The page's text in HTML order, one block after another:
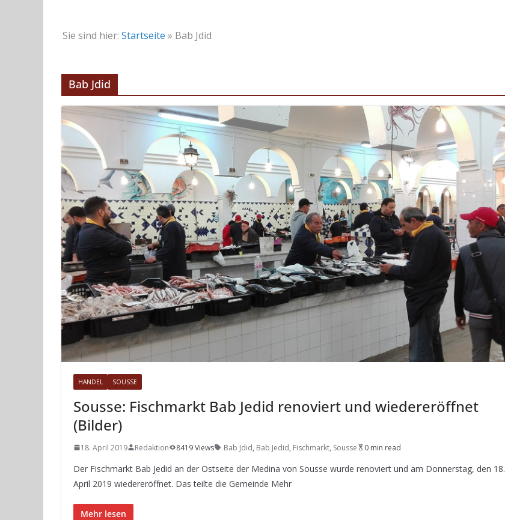
Sie sind hier: Startseite » Bab Jdid
Bab Jdid
HANDEL SOUSSE
Sousse: Fischmarkt Bab Jedid renoviert und wiedereröffnet
(Bilder)
18. April 2019 Redaktion 8419 Views Bab Jdid, Bab Jedid, Fischmarkt, Sousse 0 min read
Der Fischmarkt Bab Jedid an der Ostseite der Medina von Sousse wurde renoviert und am Donnerstag, den 18.
April 2019 wiedereröffnet. Das teilte die Gemeinde Mehr
Mehr lesen